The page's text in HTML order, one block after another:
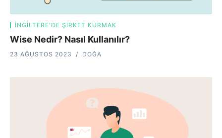
İNGILTERE'DE ŞIRKET KURMAK
Wise Nedir? Nasıl Kullanılır?
23 AĞUSTOS 2023 DOĞA